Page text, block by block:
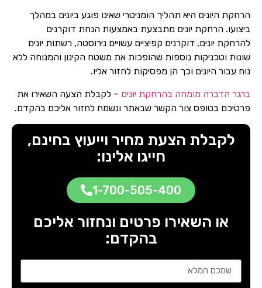
הרחקת היונים היא תהליך הומניטרי שאינו פוגע ביונים במהלך
ביצועו. הרחקת יונים מתבצעת באמצעות הנחת דוקרנים
להרחקת יונים, דוקרנים קפיציים עשויים נירוסטה, רשתות יונים
שונות וטכניקות נוספות שהופכות את משטח הקינון והמנוחה ללא
נוח עבור היונים וכך הן מפסיקות לחזור אליו.
ברגר הדברה מומחה בהרחקת יונים – לקבלת הצעה השאירו את
פרטיכם בטופס צור הקשר שבאתר ונשמח לחזור אליכם בהקדם.
לקבלת הצעת מחיר וייעוץ בחינם,
חייגו אלינו:
1-700-505-400
או השאירו פרטים ונחזור אליכם
בהקדם: